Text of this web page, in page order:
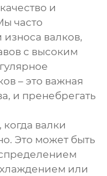
и
часто
валков,
с высоким
– это важная
и пренебрегать
валки
Это может быть
или